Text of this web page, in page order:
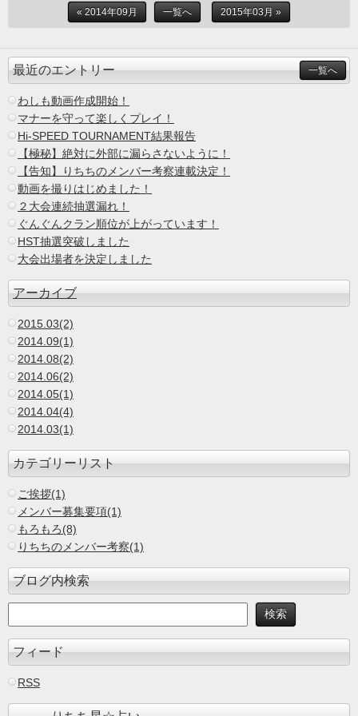
« 2014年09月 一覧へ 2015年03月 »
最近のエントリー 一覧へ
わしも動画作成開始！
マナーを守って楽しくプレイ！
Hi-SPEED TOURNAMENT結果報告
【極秘】絶対に外部に漏らさないように！
【告知】りちちのメンバー考察連載決定！
動画を撮りはじめました！
２大会連続抽選漏れ！
ぐんぐんクラン順位が上がっています！
HST抽選突破しました
大会出場者を決定しました
アーカイブ
2015.03(2)
2014.09(1)
2014.08(2)
2014.06(2)
2014.05(1)
2014.04(4)
2014.03(1)
カテゴリーリスト
ご挨拶(1)
メンバー募集要項(1)
もろもろ(8)
りちちのメンバー考察(1)
ブログ内検索
フィード
RSS